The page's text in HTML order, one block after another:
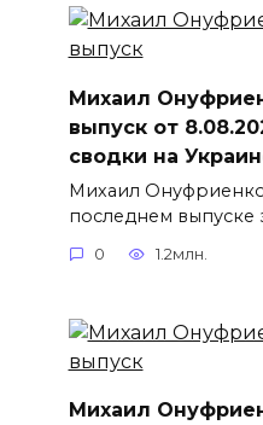
Михаил
выпуск от
сводки на
Михаил
последнем выпуске
0 1.2млн.
Михаил